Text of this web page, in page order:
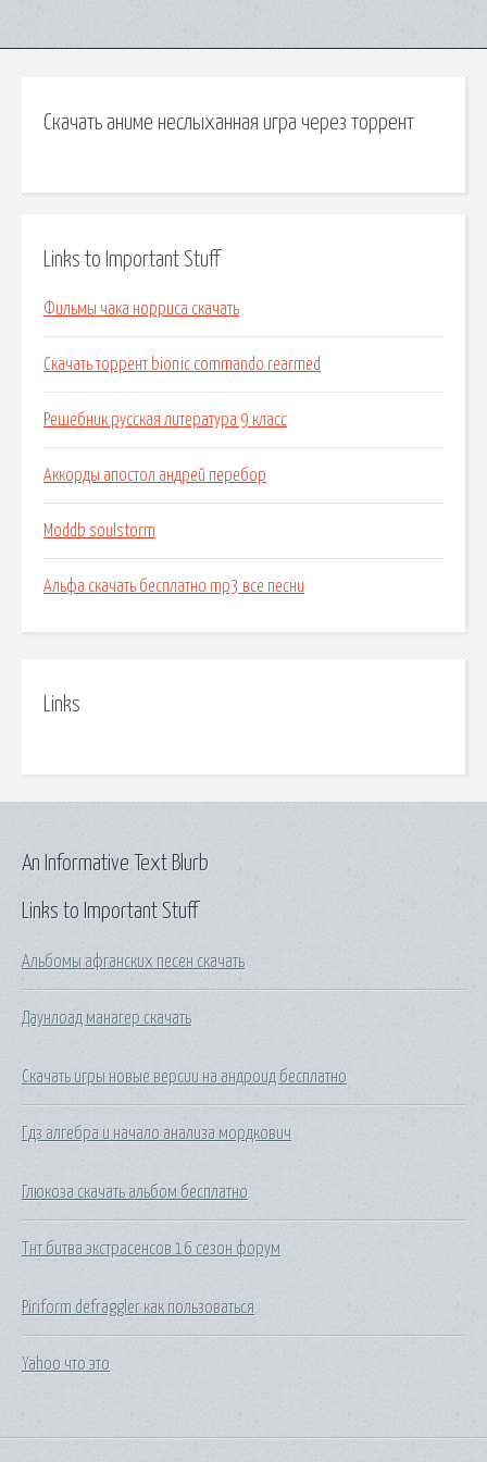
Скачать аниме неслыханная игра через торрент
Links to Important Stuff
Фильмы чака норриса скачать
Скачать торрент bionic commando rearmed
Решебник русская литература 9 класс
Аккорды апостол андрей перебор
Moddb soulstorm
Альфа скачать бесплатно mp3 все песни
Links
Links to Important Stuff
Альбомы афганских песен скачать
Даунлоад манагер скачать
Скачать игры новые версии на андроид бесплатно
Гдз алгебра и начало анализа мордкович
Глюкоза скачать альбом бесплатно
Тнт битва экстрасенсов 16 сезон форум
Piriform defraggler как пользоваться
Yahoo что это
An Informative Text Blurb